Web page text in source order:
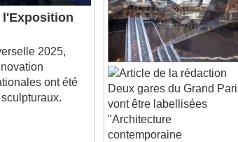
2025,
ont été
Deux gares du Grand Paris
vont être labellisées
"Architecture
contemporaine
remarquable"